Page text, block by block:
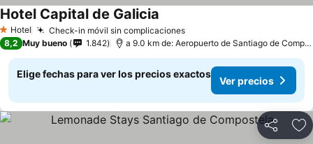
1 Estrellas
Hotel Check-in móvil sin complicaciones
Hotel Capital de Galicia
8,2 Muy bueno 1.842 a 9.0 km de: Aeropuerto de Santiago de Compostela
Elige fechas para ver los precios exactos
Ver precios
Compartir